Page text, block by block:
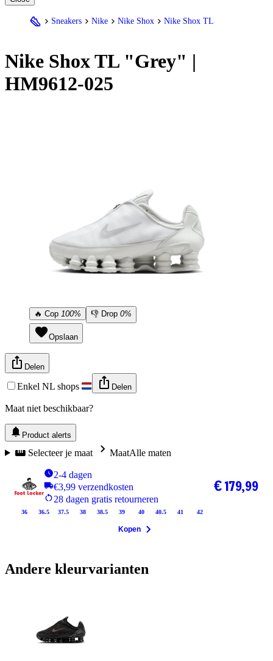
Sneakers Nike Nike Shox Nike Shox TL
Nike Shox TL "Grey" |
HM9612-025
🔥 Cop 100% 👎 Drop 0%
Opslaan
Delen
Enkel NL shops Delen
Maat niet beschikbaar?
Product alerts
Selecteer je maat MaatAlle maten
2-4 dagen
€3,99 verzendkosten
28 dagen gratis retourneren
36 36.5 37.5 38 38.5 39 40 40.5 41 42
€ 179,99
Kopen
Andere kleurvarianten